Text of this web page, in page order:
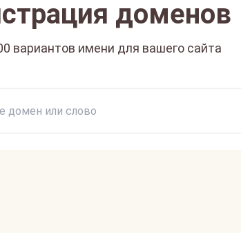
доменов
вариантов имени для вашего сайта